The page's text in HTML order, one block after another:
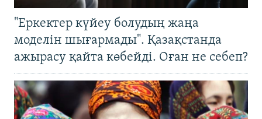
"Еркектер күйеу болудың жаңа
моделін шығармады". Қазақстанда
ажырасу қайта көбейді. Оған не себеп?